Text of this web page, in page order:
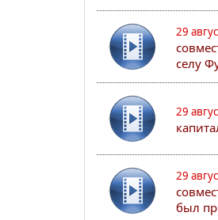
29
селу
29
29
был